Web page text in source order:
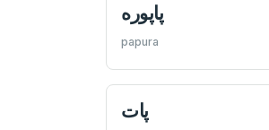
پاپوره
papura
پات